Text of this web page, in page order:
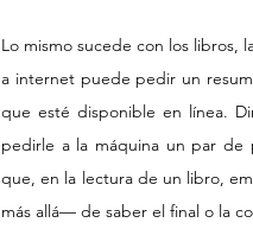
Lo mismo sucede con los libros,
a internet puede pedir un
que esté disponible en línea.
pedirle a la máquina un par de
que, en la lectura de un libro,
más allá— de saber el final o la